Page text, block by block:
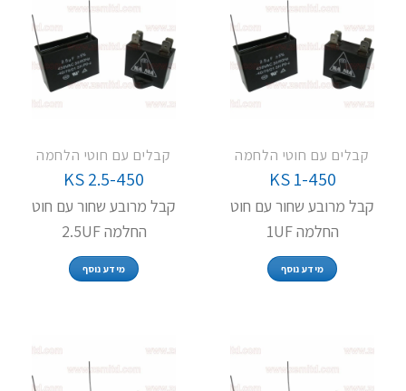
קבלים עם חוטי הלחמה
KS 1-450
קבל מרובע שחור עם חוט
החלמה 1UF
מידע נוסף
קבלים עם חוטי הלחמה
KS 2.5-450
קבל מרובע שחור עם חוט
החלמה 2.5UF
מידע נוסף